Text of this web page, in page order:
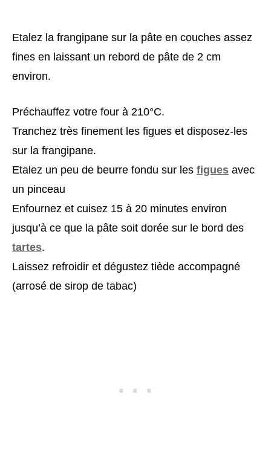
Etalez la frangipane sur la pâte en couches assez
fines en laissant un rebord de pâte de 2 cm
environ.
Préchauffez votre four à 210°C.
Tranchez très finement les figues et disposez-les
sur la frangipane.
Etalez un peu de beurre fondu sur les figues avec
un pinceau
Enfournez et cuisez 15 à 20 minutes environ
jusqu’à ce que la pâte soit dorée sur le bord des
tartes.
Laissez refroidir et dégustez tiède accompagné
(arrosé de sirop de tabac)